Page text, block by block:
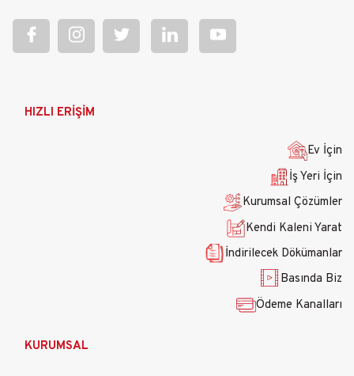
AnaHIZLI ERİŞİM
Ev İçin
İş Yeri İçin
Kurumsal Çözümler
Kendi Kaleni Yarat
İndirilecek Dökümanlar
Basında Biz
Ödeme Kanalları
KURUMSAL